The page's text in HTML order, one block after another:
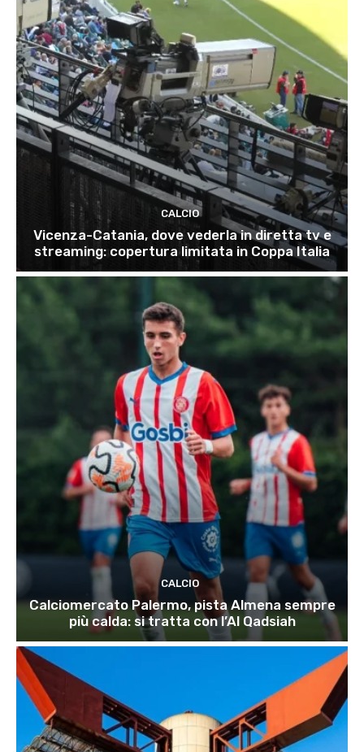
CALCIO
Vicenza-Catania, dove vederla in diretta tv e
streaming: copertura limitata in Coppa Italia
CALCIO
Calciomercato Palermo, pista Almena sempre
più calda: si tratta con l’Al Qadsiah